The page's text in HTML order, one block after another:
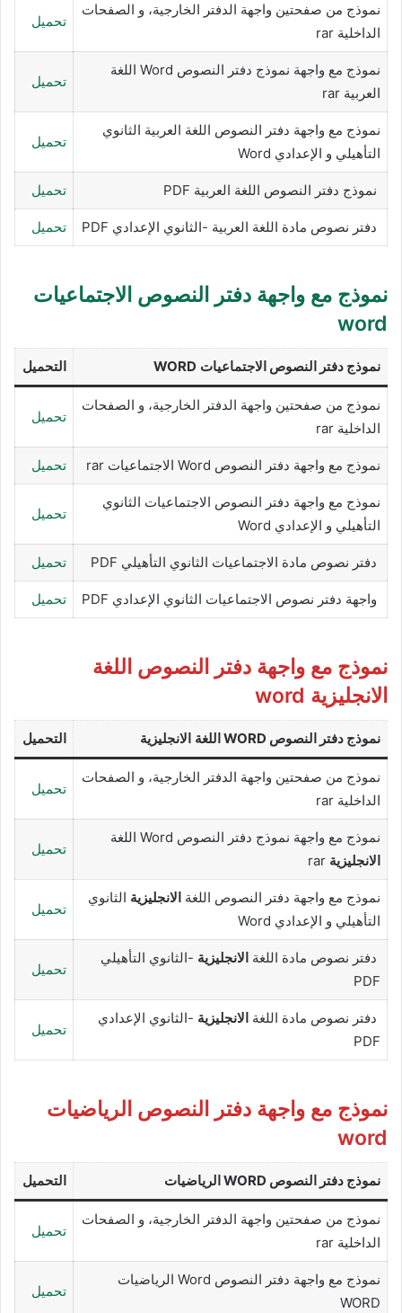
نموذج من صفحتين واجهة الدفتر الخارجية، و الصفحات
الداخلية rar
تحميل
نموذج مع واجهة نموذج دفتر النصوص Word اللغة
العربية rar
تحميل
نموذج مع واجهة دفتر النصوص اللغة العربية الثانوي
التأهيلي و الإعدادي Word
تحميل
نموذج دفتر النصوص اللغة العربية PDF تحميل
دفتر نصوص مادة اللغة العربية -الثانوي الإعدادي PDF تحميل
نموذج مع واجهة دفتر النصوص الاجتماعيات
word
نموذج دفتر النصوص الاجتماعيات WORD التحميل
نموذج من صفحتين واجهة الدفتر الخارجية، و الصفحات
الداخلية rar
تحميل
نموذج مع واجهة دفتر النصوص Word الاجتماعيات rar تحميل
نموذج مع واجهة دفتر النصوص الاجتماعيات الثانوي
التأهيلي و الإعدادي Word
تحميل
دفتر نصوص مادة الاجتماعيات الثانوي التأهيلي PDF تحميل
واجهة دفتر نصوص الاجتماعيات الثانوي الإعدادي PDF تحميل
نموذج مع واجهة دفتر النصوص اللغة
الانجليزية word
نموذج دفتر النصوص WORD اللغة الانجليزية التحميل
نموذج من صفحتين واجهة الدفتر الخارجية، و الصفحات
الداخلية rar
تحميل
نموذج مع واجهة نموذج دفتر النصوص Word اللغة
الانجليزيةrar
تحميل
نموذج مع واجهة دفتر النصوص اللغة الانجليزية الثانوي
التأهيلي و الإعدادي Word
تحميل
دفتر نصوص مادة اللغة الانجليزية -الثانوي التأهيلي
PDF
تحميل
دفتر نصوص مادة اللغة الانجليزية -الثانوي الإعدادي
PDF
تحميل
نموذج مع واجهة دفتر النصوص الرياضيات
word
نموذج دفتر النصوص WORD الرياضيات التحميل
نموذج من صفحتين واجهة الدفتر الخارجية، و الصفحات
الداخلية rar
تحميل
نموذج مع واجهة دفتر النصوص Word الرياضيات
WORD
تحميل